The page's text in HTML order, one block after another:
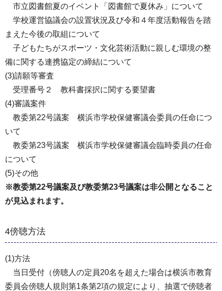
市立図書館夏のイベント「図書館で夏休み」について
学校運営協議会の設置状況及び令和４年度活動報告を踏
まえた今後の取組について
子どもたちがスポーツ・文化芸術活動に親しむ環境の整
備に関する連携協定の締結について
(3)請願等審査
受理番号２ 教科書採択に関する要望書
(4)審議案件
教委第22号議案 横浜市学校保健審議会委員の任命につ
いて
教委第23号議案 横浜市学校保健審議会臨時委員の任命
について
(5)その他
※教委第22号議案及び教委第23号議案は非公開となること
が見込まれます。
4傍聴方法
(1)方法
当日受付（傍聴人の定員20名を超えた場合は横浜市教育
委員会傍聴人規則第1条第2項の規定により、抽選で傍聴者